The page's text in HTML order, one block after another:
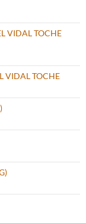
VIDAL TOCHE
VIDAL TOCHE